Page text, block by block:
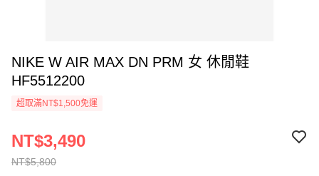
NIKE W AIR MAX DN PRM 女 休閒鞋
HF5512200
超取滿NT$1,500免運
NT$5,800
NT$3,490